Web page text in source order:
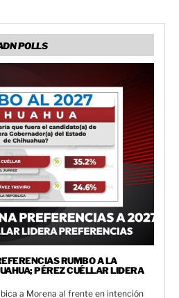
POLLS
RUMBO A LA
PÉREZ CUÉLLAR LIDERA
a Morena al frente en intención